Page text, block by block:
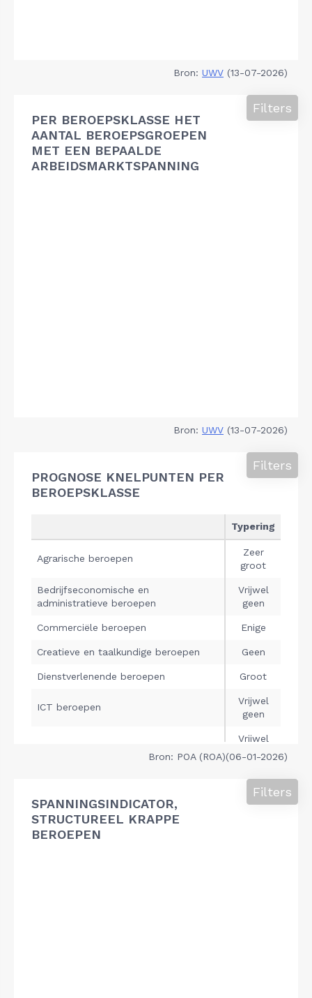
Bron: UWV (13-07-2026)
PER BEROEPSKLASSE HET
AANTAL BEROEPSGROEPEN
MET EEN BEPAALDE
ARBEIDSMARKTSPANNING
Filters
Bron: UWV (13-07-2026)
PROGNOSE KNELPUNTEN PER
BEROEPSKLASSE
Filters
Bron: POA (ROA)(06-01-2026)
SPANNINGSINDICATOR,
STRUCTUREEL KRAPPE
BEROEPEN
Filters